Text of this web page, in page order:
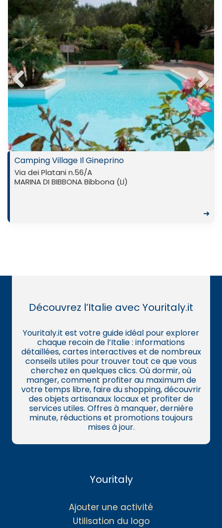
Previ
ous
Next
Camping Village Il Gineprino
Via dei Platani n.56/A
MARINA DI BIBBONA Bibbona (LI)
➜
Découvrez l’Italie avec Youritaly.it
Youritaly.it est votre guide idéal pour explorer
chaque recoin de l’Italie : informations
détaillées, cartes interactives et de nombreux
conseils utiles pour trouver tout ce que vous
cherchez en quelques clics. Où dormir, où
manger, comment profiter au maximum de
votre temps libre, faire du shopping, découvrir
des objets artisanaux locaux et profiter de
services utiles. Offres à manquer, dernière
minute, réductions et promotions toujours
mises à jour.
Youritaly
Ajouter une activité
Utilisation du logo